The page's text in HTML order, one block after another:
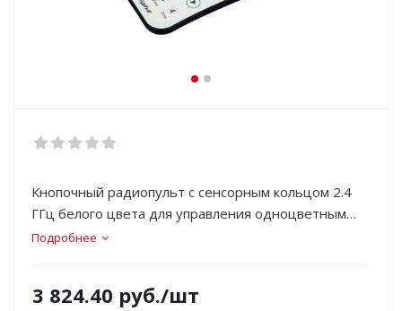
Кнопочный радиопульт с сенсорным кольцом 2.4
ГГц белого цвета для управления одноцветным
(DIM) источником света. 4 зоны управления,
58.5 x 9 мм. Управляет контроллерами и панелями
Подробнее
3 824.40 руб./шт